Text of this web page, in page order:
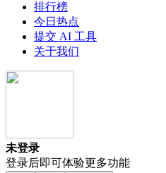
排行榜
今日热点
提交 AI 工具
关于我们
未登录
登录后即可体验更多功能